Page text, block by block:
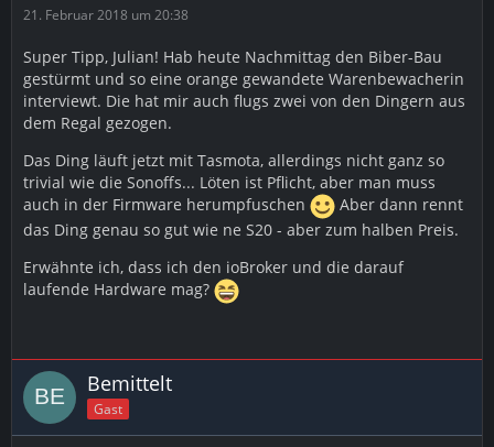
21. Februar 2018 um 20:38
Super Tipp, Julian! Hab heute Nachmittag den Biber-Bau
gestürmt und so eine orange gewandete Warenbewacherin
interviewt. Die hat mir auch flugs zwei von den Dingern aus
dem Regal gezogen.
Das Ding läuft jetzt mit Tasmota, allerdings nicht ganz so
trivial wie die Sonoffs... Löten ist Pflicht, aber man muss
auch in der Firmware herumpfuschen
Aber dann rennt
das Ding genau so gut wie ne S20 - aber zum halben Preis.
Erwähnte ich, dass ich den ioBroker und die darauf
laufende Hardware mag?
Bemittelt
Gast